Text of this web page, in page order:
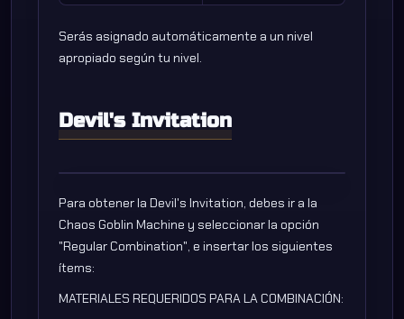
Serás asignado automáticamente a un nivel
apropiado según tu nivel.
Devil's Invitation
Para obtener la Devil's Invitation, debes ir a la
Chaos Goblin Machine y seleccionar la opción
"Regular Combination", e insertar los siguientes
ítems:
MATERIALES REQUERIDOS PARA LA COMBINACIÓN: